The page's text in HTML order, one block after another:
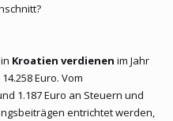
Kroatien verdienen im Jahr
Euro. Vom
1.187 Euro an Steuern und
entrichtet werden,